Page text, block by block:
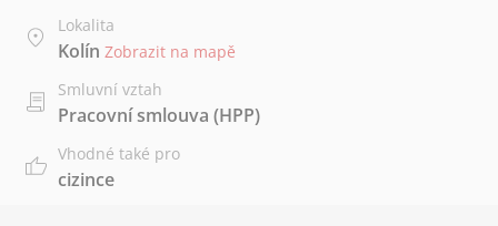
Lokalita
Kolín Zobrazit na mapě
Smluvní vztah
Pracovní smlouva (HPP)
Vhodné také pro
cizince